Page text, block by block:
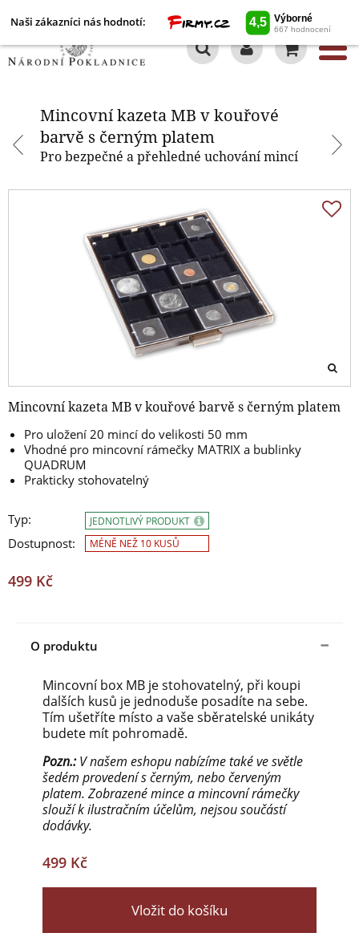
Naši zákazníci nás hodnotí:
Mincovní kazeta MB v kouřové
barvě s černým platem
Pro bezpečné a přehledné uchování mincí
Mincovní kazeta MB v kouřové barvě s černým platem
Pro uložení 20 mincí do velikosti 50 mm
Vhodné pro mincovní rámečky MATRIX a bublinky
QUADRUM
Prakticky stohovatelný
Typ:
Dostupnost:
JEDNOTLIVÝ PRODUKT
MÉNĚ NEŽ 10 KUSŮ
499 Kč
O produktu
Mincovní box MB je stohovatelný, při koupi
dalších kusů je jednoduše posadíte na sebe.
Tím ušetříte místo a vaše sběratelské unikáty
budete mít pohromadě.
Pozn.:V našem eshopu nabízíme také ve světle
šedém provedení s černým, nebo červeným
platem. Zobrazené mince a mincovní rámečky
slouží k ilustračním účelům, nejsou součástí
dodávky.
499 Kč
Vložit do košíku
Mincovní kazeta MB v kouřové